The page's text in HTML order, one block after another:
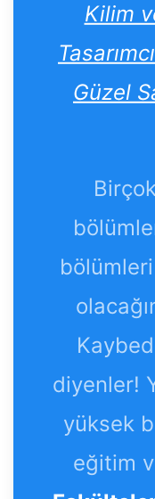
Kilim
Güzel
diyenler!
yüksek
eğitim